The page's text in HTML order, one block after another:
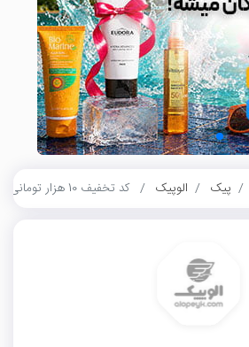
پیک الوپیک کد تخفیف 10 هزار تومانی الوپیک